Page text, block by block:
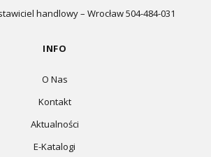
handlowy – Wrocław 504-484-031
INFO
O Nas
Kontakt
Aktualności
E-Katalogi